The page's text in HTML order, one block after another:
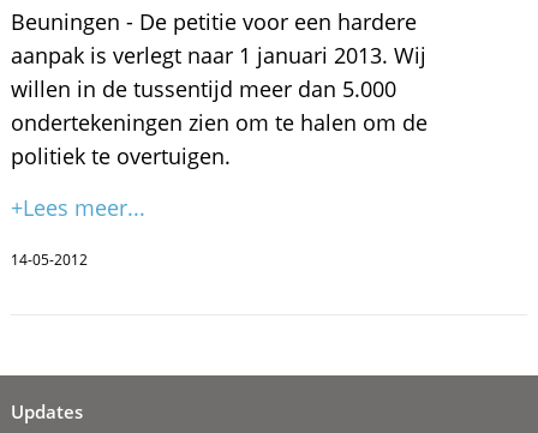
Beuningen - De petitie voor een hardere
aanpak is verlegt naar 1 januari 2013. Wij
willen in de tussentijd meer dan 5.000
ondertekeningen zien om te halen om de
politiek te overtuigen.
+Lees meer...
14-05-2012
Updates